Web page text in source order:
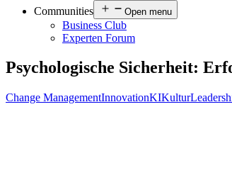
Communities
Open menu
Business Club
Experten Forum
Psychologische Sicherheit:
Change ManagementInnovationKIKultur